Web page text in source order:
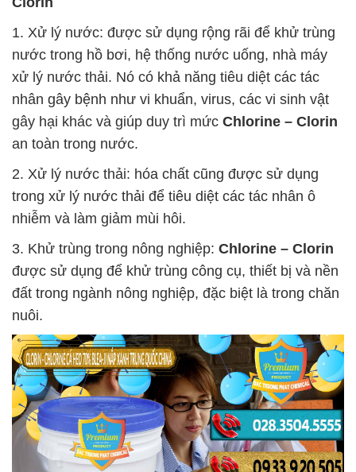
1. Xử lý nước: được sử dụng rộng rãi để khử trùng
nước trong hồ bơi, hệ thống nước uống, nhà máy
xử lý nước thải. Nó có khả năng tiêu diệt các tác
nhân gây bệnh như vi khuẩn, virus, các vi sinh vật
gây hại khác và giúp duy trì mức Chlorine – Clorin
an toàn trong nước.
2. Xử lý nước thải: hóa chất cũng được sử dụng
trong xử lý nước thải để tiêu diệt các tác nhân ô
nhiễm và làm giảm mùi hôi.
3. Khử trùng trong nông nghiệp: Chlorine – Clorin
được sử dụng để khử trùng công cụ, thiết bị và nền
đất trong ngành nông nghiệp, đặc biệt là trong chăn
nuôi.